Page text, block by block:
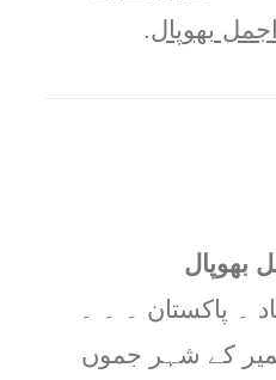
اجمل بھوپال.
۔ پاکستان ۔ ۔ ۔
کے شہر جموں